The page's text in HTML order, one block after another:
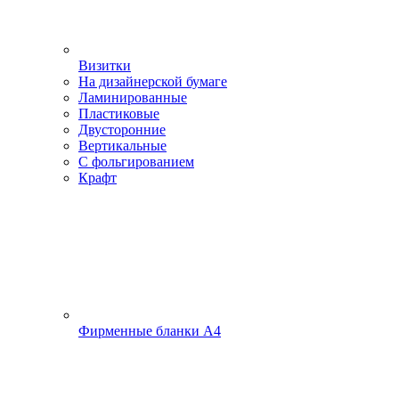
Визитки
На дизайнерской бумаге
Ламинированные
Пластиковые
Двусторонние
Вертикальные
С фольгированием
Крафт
Фирменные бланки А4